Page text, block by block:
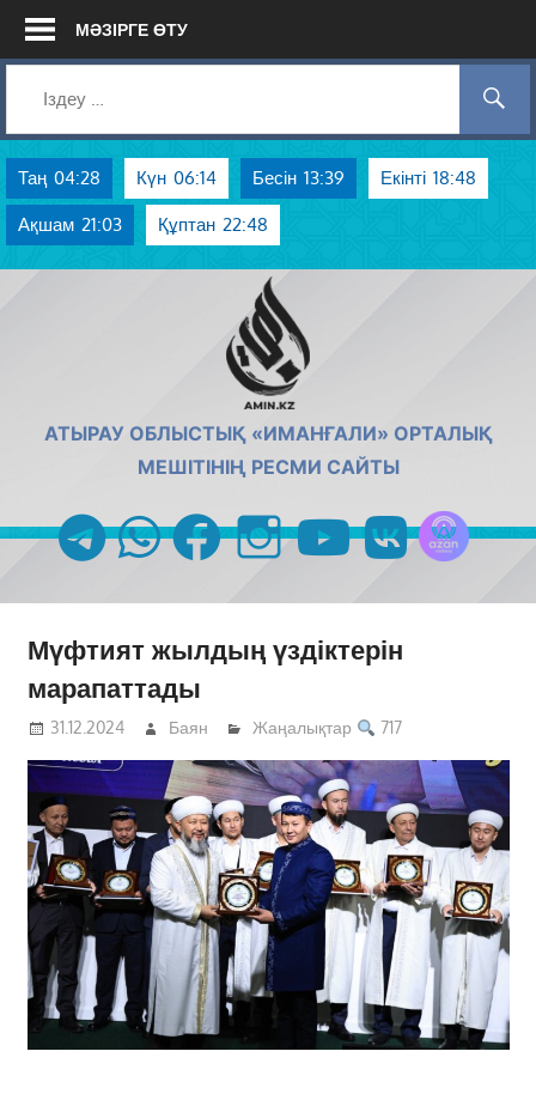
Skip
МӘЗІРГЕ ӨТУ
Таң 04:28 Күн 06:14 Бесін 13:39 Екінті 18:48
Ақшам 21:03 Құптан 22:48
АТЫРАУ ОБЛЫСТЫҚ «ИМАНҒАЛИ» ОРТАЛЫҚ
МЕШІТІНІҢ РЕСМИ САЙТЫ
telegramwhatsappfacebookinstagramyoutubevk
Мүфтият жылдың үздіктерін
марапаттады
31.12.2024 Баян Жаңалықтар 717